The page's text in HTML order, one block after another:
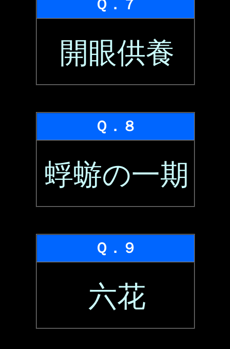
Ｑ．７
開眼供養
Ｑ．８
蜉蝣の一期
Ｑ．９
六花